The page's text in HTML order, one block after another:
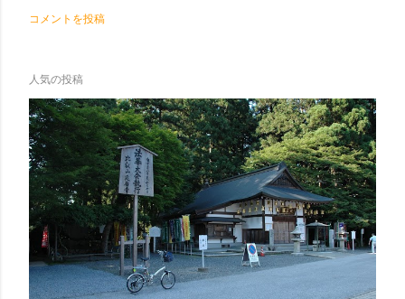
コメントを投稿
人気の投稿